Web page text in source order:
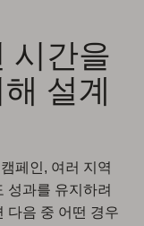
시간을
설계
페인, 여러 지역
성과를 유지하려
다음 중 어떤 경우